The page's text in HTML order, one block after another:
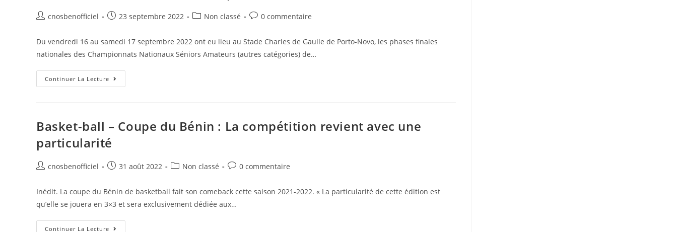
cnosbenofficiel 23 septembre 2022 Non classé 0 commentaire
Du vendredi 16 au samedi 17 septembre 2022 ont eu lieu au Stade Charles de Gaulle de Porto-Novo, les phases finales
nationales des Championnats Nationaux Séniors Amateurs (autres catégories) de…
Continuer La Lecture
Basket-ball – Coupe du Bénin : La compétition revient avec une
particularité
cnosbenofficiel 31 août 2022 Non classé 0 commentaire
Inédit. La coupe du Bénin de basketball fait son comeback cette saison 2021-2022. « La particularité de cette édition est
qu’elle se jouera en 3×3 et sera exclusivement dédiée aux…
Continuer La Lecture